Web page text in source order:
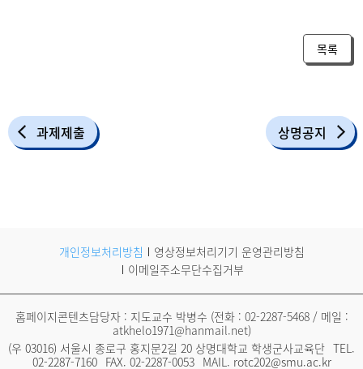
목록
과제제출 상명공지
개인정보처리방침
영상정보처리기기 운영관리방침
이메일주소무단수집거부
홈페이지콘텐츠담당자 : 지도교수 박병수 (전화 : 02-2287-5468/ 메일 :
atkhelo1971@hanmail.net)
(우 03016) 서울시 종로구 홍지문2길 20 상명대학교 학생군사교육단 TEL.
02-2287-7160 FAX. 02-2287-0053 MAIL. rotc202@smu.ac.kr